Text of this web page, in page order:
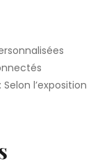
: Selon l’exposition